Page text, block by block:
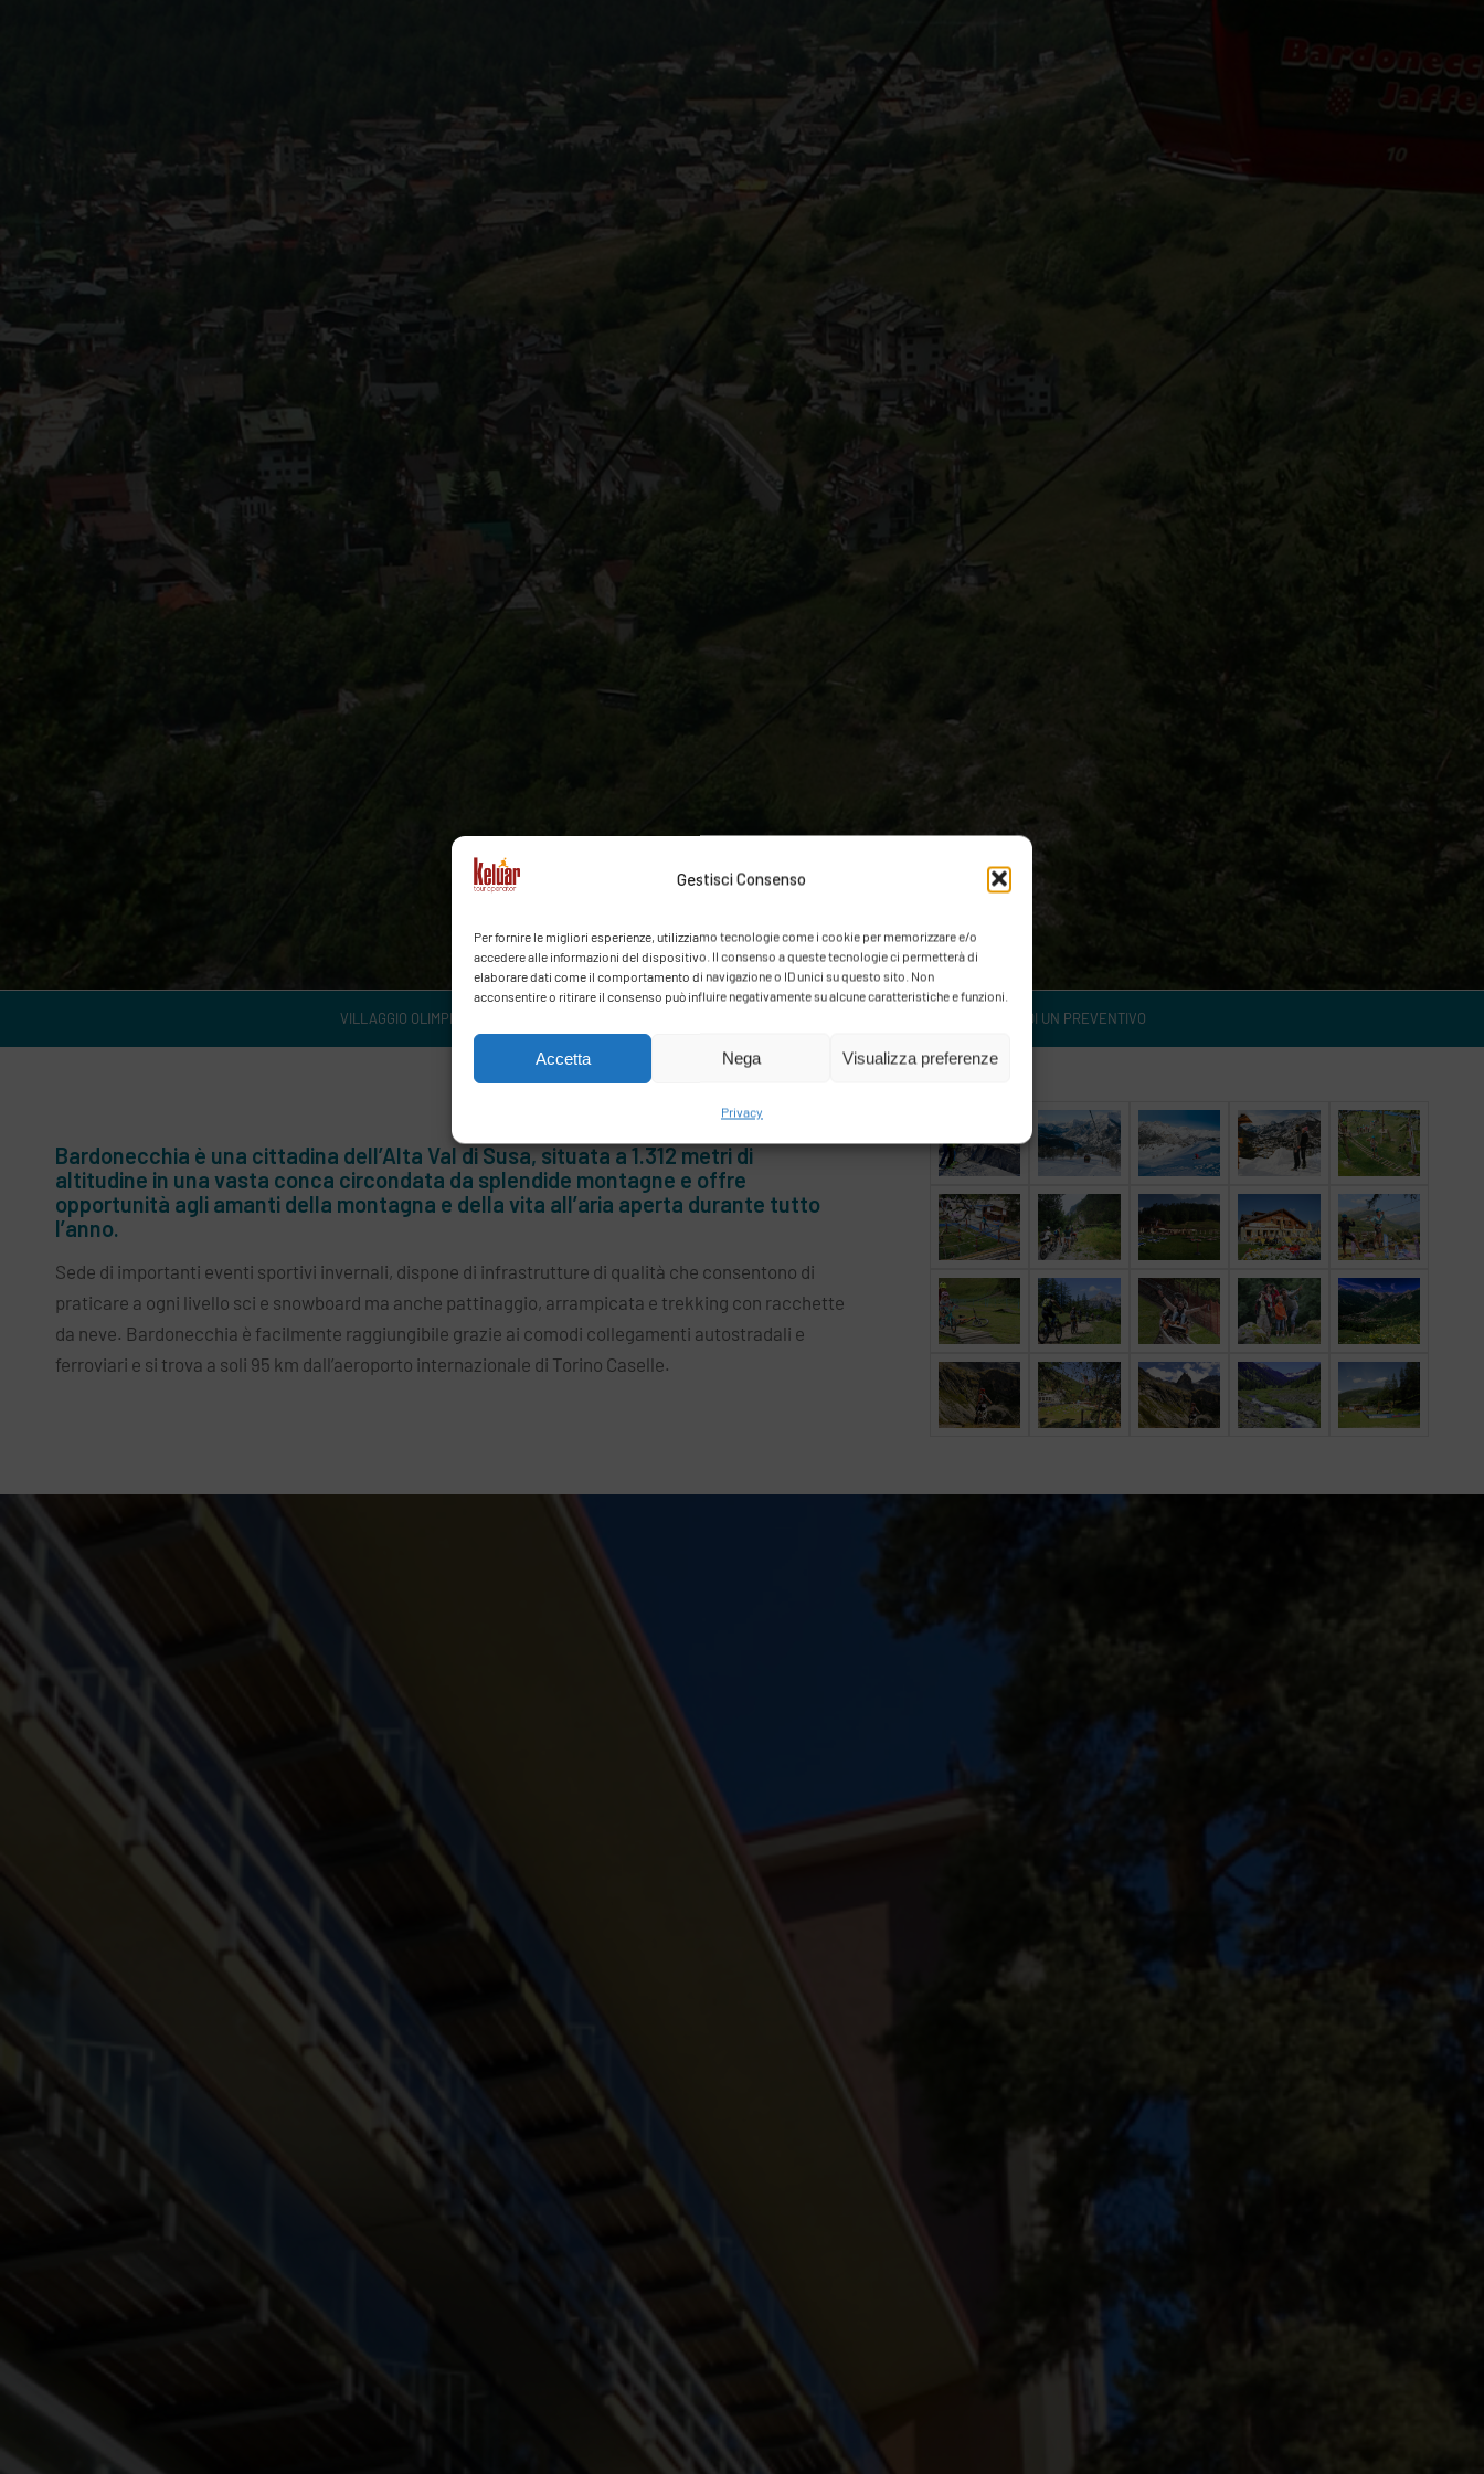
Gestisci Consenso
Per fornire le migliori esperienze, utilizziamo tecnologie come i cookie per memorizzare e/o
accedere alle informazioni del dispositivo. Il consenso a queste tecnologie ci permetterà di
elaborare dati come il comportamento di navigazione o ID unici su questo sito. Non
acconsentire o ritirare il consenso può influire negativamente su alcune caratteristiche e funzioni.
Accetta Nega Visualizza preferenze
Privacy
VILLAGGIO OLIMPICO RICHIEDI UN PREVENTIVO
Bardonecchia è una cittadina dell’Alta Val di Susa, situata a 1.312 metri di
altitudine in una vasta conca circondata da splendide montagne e offre
opportunità agli amanti della montagna e della vita all’aria aperta durante tutto
l’anno.
Sede di importanti eventi sportivi invernali, dispone di infrastrutture di qualità che consentono di
praticare a ogni livello sci e snowboard ma anche pattinaggio, arrampicata e trekking con racchette
da neve. Bardonecchia è facilmente raggiungibile grazie ai comodi collegamenti autostradali e
ferroviari e si trova a soli 95 km dall’aeroporto internazionale di Torino Caselle.